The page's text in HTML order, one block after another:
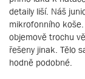
detaily liší. Náš
mikrofonního
objemově trochu
řešeny jinak. Tělo
hodně podobné.